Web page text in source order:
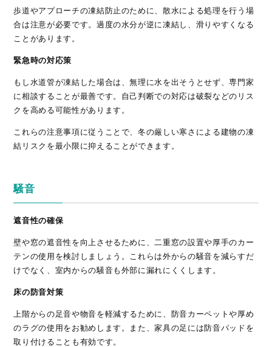
歩道やアプローチの凍結防止のために、散水による処理を行う場
合は注意が必要です。過度の水分が逆に凍結し、滑りやすくなる
ことがあります。
緊急時の対応策
もし水道管が凍結した場合は、無理に水を出そうとせず、専門家
に相談することが最善です。自己判断での対応は破裂などのリス
クを高める可能性があります。
これらの注意事項に従うことで、冬の厳しい寒さによる建物の凍
結リスクを最小限に抑えることができます。
騒音
遮音性の確保
壁や窓の遮音性を向上させるために、二重窓の設置や厚手のカー
テンの使用を検討しましょう。これらは外からの騒音を減らすだ
けでなく、室内からの騒音も外部に漏れにくくします。
床の防音対策
上階からの足音や物音を軽減するために、防音カーペットや厚め
のラグの使用をお勧めします。また、家具の足には防音パッドを
取り付けることも有効です。